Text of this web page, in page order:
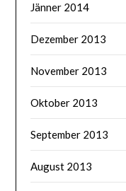
Jänner 2014
Dezember 2013
November 2013
Oktober 2013
September 2013
August 2013